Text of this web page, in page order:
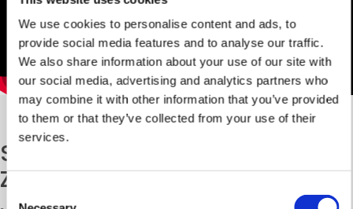
We use cookies to personalise content and ads, to
provide social media features and to analyse our traffic.
We also share information about your use of our site with
our social media, advertising and analytics partners who
may combine it with other information that you’ve provided
to them or that they’ve collected from your use of their
services.
Consent
SYSTEM
ZARZĄDZANIA
hydraulicznego i